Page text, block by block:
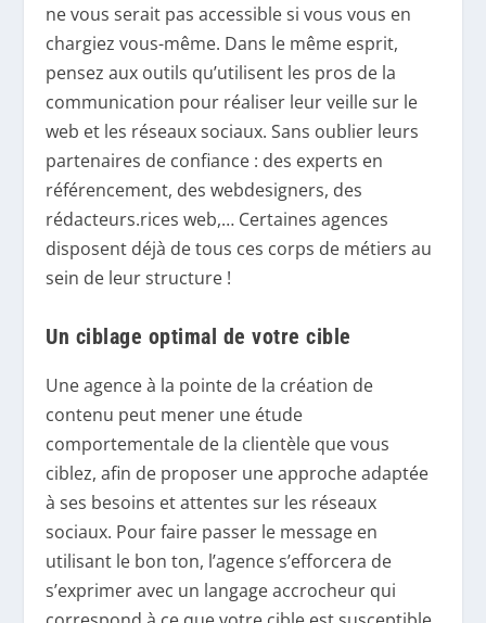
ne vous serait pas accessible si vous vous en
chargiez vous-même. Dans le même esprit,
pensez aux outils qu’utilisent les pros de la
communication pour réaliser leur veille sur le
web et les réseaux sociaux. Sans oublier leurs
partenaires de confiance : des experts en
référencement, des webdesigners, des
rédacteurs.rices web,… Certaines agences
disposent déjà de tous ces corps de métiers au
sein de leur structure !
Un ciblage optimal de votre cible
Une agence à la pointe de la création de
contenu peut mener une étude
comportementale de la clientèle que vous
ciblez, afin de proposer une approche adaptée
à ses besoins et attentes sur les réseaux
sociaux. Pour faire passer le message en
utilisant le bon ton, l’agence s’efforcera de
s’exprimer avec un langage accrocheur qui